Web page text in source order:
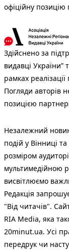
офіційну
Здійснено за
видавці
рамках
Погляди авторів
позицією
Незалежний
подій у Вінниці
розміром
мультимедійною
висвітлюємо
Редакція
"Від читачів".
RIA Media, яка
20minut.ua. Усі
передрук чи